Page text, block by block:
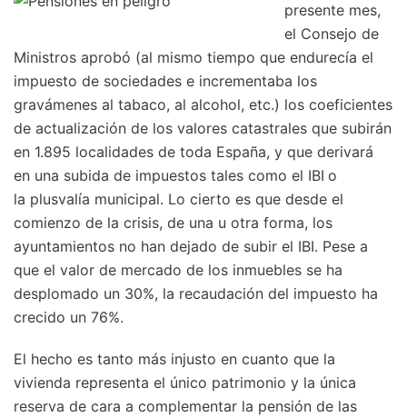
presente mes,
el Consejo de
Ministros aprobó (al mismo tiempo que endurecía el
impuesto de sociedades e incrementaba los
gravámenes al tabaco, al alcohol, etc.) los coeficientes
de actualización de los valores catastrales que subirán
en 1.895 localidades de toda España, y que derivará
en una subida de impuestos tales como el IBI o
la plusvalía municipal. Lo cierto es que desde el
comienzo de la crisis, de una u otra forma, los
ayuntamientos no han dejado de subir el IBI. Pese a
que el valor de mercado de los inmuebles se ha
desplomado un 30%, la recaudación del impuesto ha
crecido un 76%.
El hecho es tanto más injusto en cuanto que la
vivienda representa el único patrimonio y la única
reserva de cara a complementar la pensión de las